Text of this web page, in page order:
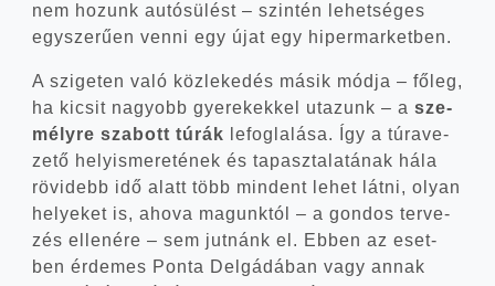
nem hozunk autós­ülést – szin­tén lehet­sé­ges
egy­sze­rű­en ven­ni egy újat egy hipermarketben.
A szi­ge­ten való köz­le­ke­dés másik mód­ja – főleg,
ha kicsit nagyobb gye­re­kek­kel uta­zunk – a sze­
mély­re sza­bott túrák lefog­la­lá­sa. Így a túra­ve­
ze­tő hely­is­me­re­té­nek és tapasz­ta­la­tá­nak hála
rövi­debb idő alatt több min­dent lehet lát­ni, olyan
helye­ket is, aho­va magunk­tól – a gon­dos ter­ve­
zés elle­né­re – sem jut­nánk el. Ebben az eset­
ben érde­mes Pon­ta Del­gádá­ban vagy annak